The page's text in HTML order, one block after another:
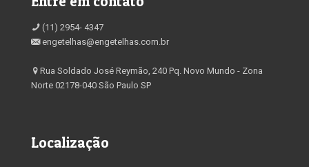
(11) 2954- 4347
engetelhas@engetelhas.com.br
Rua Soldado José Reymão, 240 Pq. Novo Mundo - Zona
Norte 02178-040 São Paulo SP
Localização